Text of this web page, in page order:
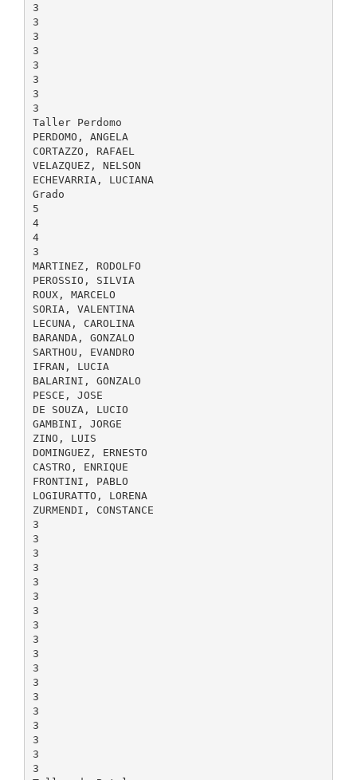
3
3
3
3
3
3
3
3
Taller Perdomo
PERDOMO, ANGELA
CORTAZZO, RAFAEL
VELAZQUEZ, NELSON
ECHEVARRIA, LUCIANA
Grado
5
4
4
3
MARTINEZ, RODOLFO
PEROSSIO, SILVIA
ROUX, MARCELO
SORIA, VALENTINA
LECUNA, CAROLINA
BARANDA, GONZALO
SARTHOU, EVANDRO
IFRAN, LUCIA
BALARINI, GONZALO
PESCE, JOSE
DE SOUZA, LUCIO
GAMBINI, JORGE
ZINO, LUIS
DOMINGUEZ, ERNESTO
CASTRO, ENRIQUE
FRONTINI, PABLO
LOGIURATTO, LORENA
ZURMENDI, CONSTANCE
3
3
3
3
3
3
3
3
3
3
3
3
3
3
3
3
3
3